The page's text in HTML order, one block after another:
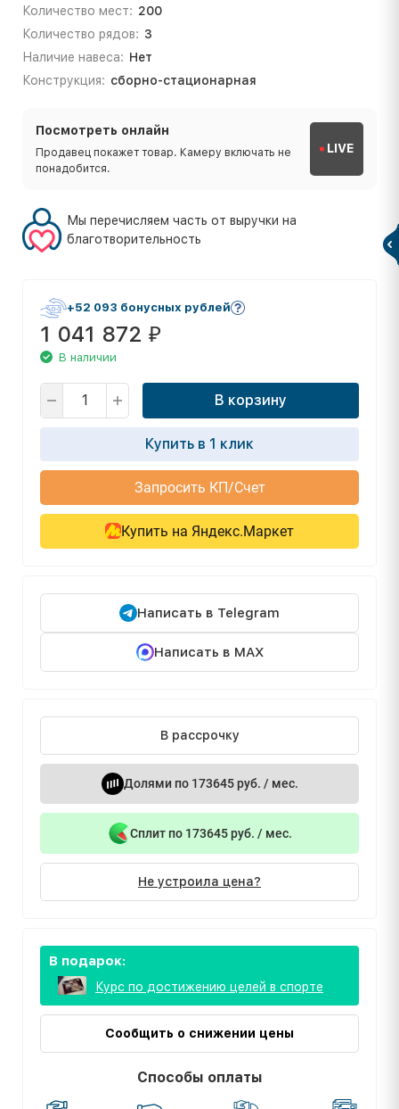
Количество мест: 200
Количество рядов: 3
Наличие навеса: Нет
Конструкция: сборно-стационарная
Посмотреть онлайн
Продавец покажет товар. Камеру включать не
понадобится.
LIVE
Мы перечисляем часть от выручки на
благотворительность
+52 093 бонусных рублей
1 041 872 ₽
В наличии
В корзину
Купить в 1 клик
Запросить КП/Счет
Купить на Яндекс.Маркет
Написать в Telegram
Написать в MAX
В рассрочку
Долями по 173645 руб. / мес.
Сплит по 173645 руб. / мес.
Не устроила цена?
В подарок:
Курс по достижению целей в спорте
Сообщить о снижении цены
Способы оплаты